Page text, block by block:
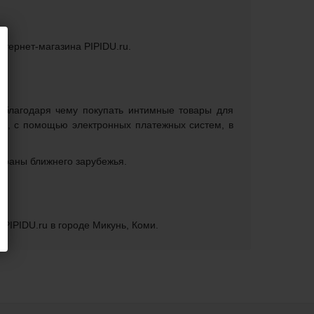
магазина PIPIDU.ru.
чему покупать интимные товары для
с помощью электронных платежных систем, в
ближнего зарубежья.
в городе Микунь, Коми.